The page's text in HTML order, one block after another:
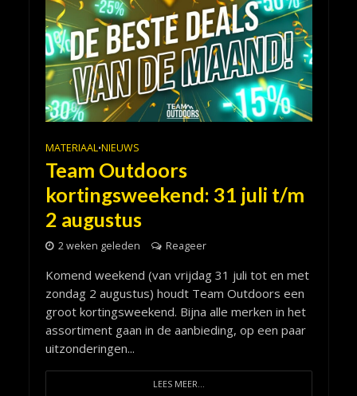
MATERIAAL•NIEUWS
Team Outdoors
kortingsweekend: 31 juli t/m
2 augustus
2 weken geleden Reageer
Komend weekend (van vrijdag 31 juli tot en met
zondag 2 augustus) houdt Team Outdoors een
groot kortingsweekend. Bijna alle merken in het
assortiment gaan in de aanbieding, op een paar
uitzonderingen...
LEES MEER...